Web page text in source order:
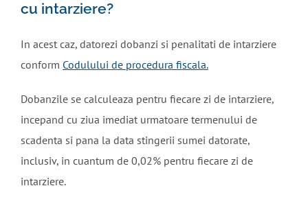
cu intarziere?
In acest caz, datorezi dobanzi si penalitati de intarziere
conform Codulului de procedura fiscala.
Dobanzile se calculeaza pentru fiecare zi de intarziere,
incepand cu ziua imediat urmatoare termenului de
scadenta si pana la data stingerii sumei datorate,
inclusiv, in cuantum de 0,02% pentru fiecare zi de
intarziere.